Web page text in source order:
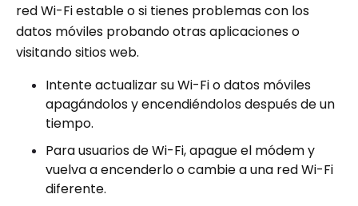
red Wi-Fi estable o si tienes problemas con los
datos móviles probando otras aplicaciones o
visitando sitios web.
Intente actualizar su Wi-Fi o datos móviles
apagándolos y encendiéndolos después de un
tiempo.
Para usuarios de Wi-Fi, apague el módem y
vuelva a encenderlo o cambie a una red Wi-Fi
diferente.